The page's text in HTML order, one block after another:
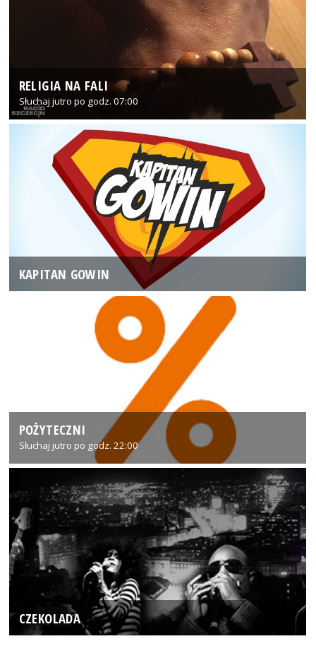
RELIGIA NA FALI
Słuchaj jutro po godz. 07:00
KAPITAN GOWIN
POŻYTECZNI
Słuchaj jutro po godz. 22:00
CZEKOLADA